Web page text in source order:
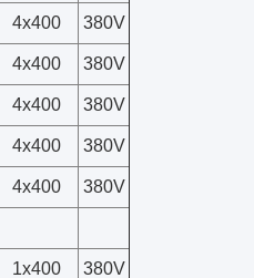
4x400 380V
4x400 380V
4x400 380V
4x400 380V
4x400 380V
1x400 380V